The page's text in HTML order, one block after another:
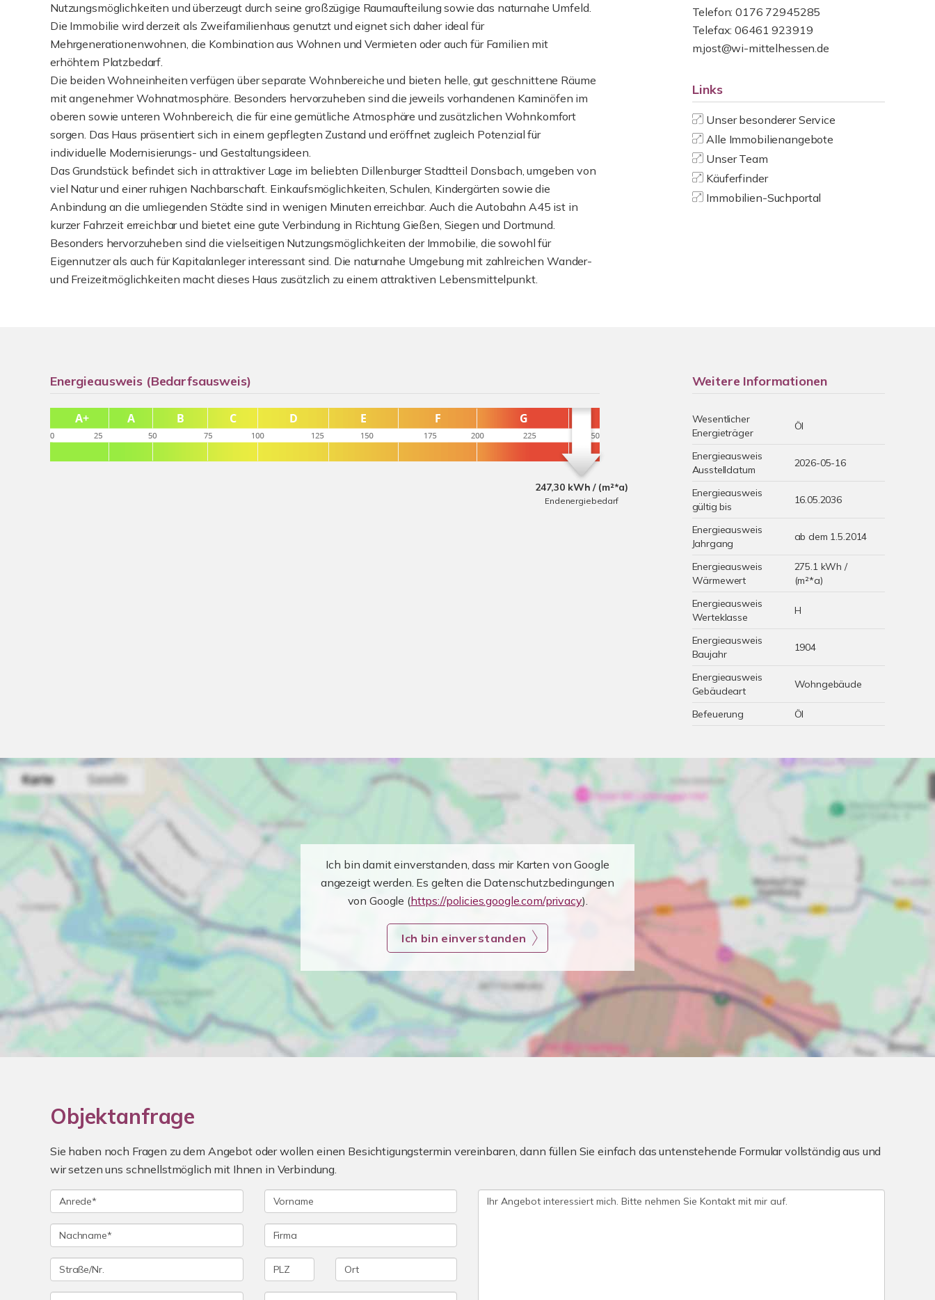
Nutzungsmöglichkeiten und überzeugt durch seine großzügige Raumaufteilung sowie das naturnahe Umfeld.
Die Immobilie wird derzeit als Zweifamilienhaus genutzt und eignet sich daher ideal für
Mehrgenerationenwohnen, die Kombination aus Wohnen und Vermieten oder auch für Familien mit
erhöhtem Platzbedarf.
Die beiden Wohneinheiten verfügen über separate Wohnbereiche und bieten helle, gut geschnittene Räume
mit angenehmer Wohnatmosphäre. Besonders hervorzuheben sind die jeweils vorhandenen Kaminöfen im
oberen sowie unteren Wohnbereich, die für eine gemütliche Atmosphäre und zusätzlichen Wohnkomfort
sorgen. Das Haus präsentiert sich in einem gepflegten Zustand und eröffnet zugleich Potenzial für
individuelle Modernisierungs- und Gestaltungsideen.
Das Grundstück befindet sich in attraktiver Lage im beliebten Dillenburger Stadtteil Donsbach, umgeben von
viel Natur und einer ruhigen Nachbarschaft. Einkaufsmöglichkeiten, Schulen, Kindergärten sowie die
Anbindung an die umliegenden Städte sind in wenigen Minuten erreichbar. Auch die Autobahn A45 ist in
kurzer Fahrzeit erreichbar und bietet eine gute Verbindung in Richtung Gießen, Siegen und Dortmund.
Besonders hervorzuheben sind die vielseitigen Nutzungsmöglichkeiten der Immobilie, die sowohl für
Eigennutzer als auch für Kapitalanleger interessant sind. Die naturnahe Umgebung mit zahlreichen Wander-
und Freizeitmöglichkeiten macht dieses Haus zusätzlich zu einem attraktiven Lebensmittelpunkt.
Telefon: 0176 72945285
Telefax: 06461 923919
m.jost@wi-mittelhessen.de
Links
Unser besonderer Service
Alle Immobilienangebote
Unser Team
Käuferfinder
Immobilien-Suchportal
Energieausweis (Bedarfsausweis)
247,30 kWh / (m²*a)
Endenergiebedarf
Weitere Informationen
Wesentlicher
Energieträger
Öl
Energieausweis
Ausstelldatum
2026-05-16
Energieausweis
gültig bis
16.05.2036
Energieausweis
Jahrgang
ab dem 1.5.2014
Energieausweis
Wärmewert
275.1 kWh /
(m²*a)
Energieausweis
Werteklasse
H
Energieausweis
Baujahr
1904
Energieausweis
Gebäudeart
Wohngebäude
Befeuerung Öl
Ich bin damit einverstanden, dass mir Karten von Google
angezeigt werden. Es gelten die Datenschutzbedingungen
von Google (https://policies.google.com/privacy).
Ich bin einverstanden
Objektanfrage
Sie haben noch Fragen zu dem Angebot oder wollen einen Besichtigungstermin vereinbaren, dann füllen Sie einfach das untenstehende Formular vollständig aus und
wir setzen uns schnellstmöglich mit Ihnen in Verbindung.